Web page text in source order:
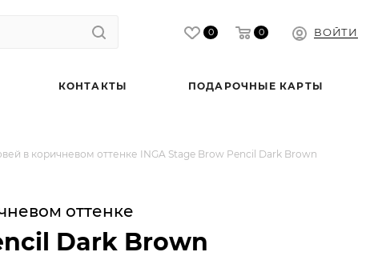
0 0 ВОЙТИ
КОНТАКТЫ ПОДАРОЧНЫЕ КАРТЫ
в коричневом оттенке INGA Stage Brow Pencil Dark Brown
оттенке
Dark Brown